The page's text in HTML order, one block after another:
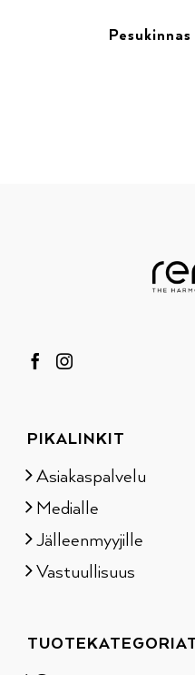
PIKALINKIT
Asiakaspalvelu
Medialle
Jälleenmyyjille
Vastuullisuus